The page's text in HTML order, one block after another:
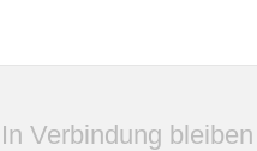
In Verbindung bleiben